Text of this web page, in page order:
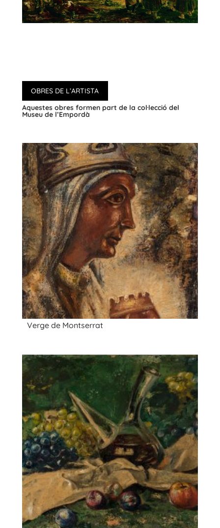
OBRES DE L’ARTISTA
Aquestes obres formen part de la col·lecció del
Museu de l’Empordà
Verge de Montserrat